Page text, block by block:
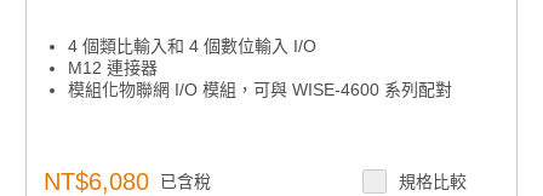
4 個類比輸入和 4 個數位輸入 I/O
M12 連接器
模組化物聯網 I/O 模組，可與 WISE-4600 系列配對
NT$6,080 已含稅 規格比較